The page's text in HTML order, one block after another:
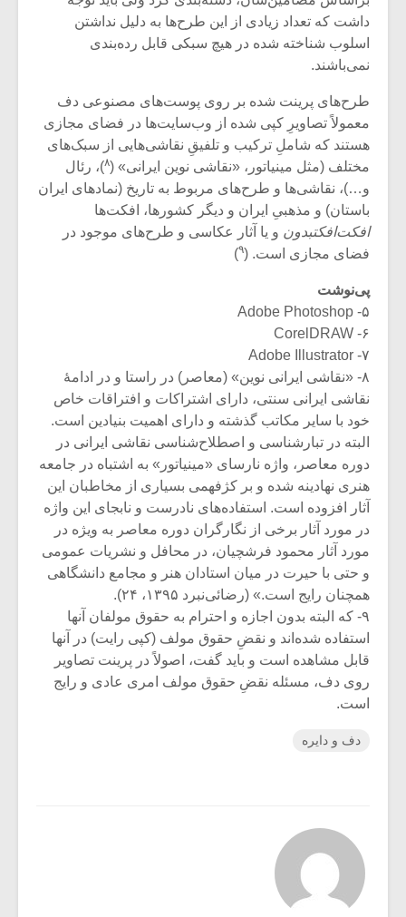
داشت که تعداد زیادی از این طرح‌ها به دلیل نداشتن
اسلوب شناخته شده در هیچ سبکی قابل رده‌بندی
نمی‌باشند.
طرح‌های پرینت شده بر روی پوست‌های مصنوعی دف
معمولاً تصاویرِ کپی شده از وب‌سایت‌ها در فضای مجازی
هستند که شاملِ ترکیب و تلفیقِ نقاشی‌هایی از سبک‌های
مختلف (مثل مینیاتور، «نقاشی نوین ایرانی» (۸)، رئال
و…)، نقاشی‌ها و طرح‌های مربوط به تاریخ (نمادهای ایران
باستان) و مذهبیِ ایران و دیگر کشورها، افکت‌ها
افکت‌‌افکتبدون و یا آثار عکاسی و طرح‌های موجود در
فضای مجازی است. (۹)
پی‌نوشت
۵- Adobe Photoshop
۶- CorelDRAW
۷- Adobe Illustrator
۸- «نقاشی ایرانی نوین» (معاصر) در راستا و در ادامۀ
نقاشی ایرانی سنتی، دارای اشتراکات و افتراقات خاص
خود با سایر مکاتب گذشته و دارای اهمیت بنیادین است.
البته در تبارشناسی و اصطلاح‌شناسی نقاشی ایرانی در
دوره معاصر، واژه نارسای «مینیاتور» به اشتباه در جامعه
هنری نهادینه شده و بر کژفهمی بسیاری از مخاطبان این
آثار افزوده است. استفاده‌های نادرست و نابجای این واژه
در مورد آثار برخی از نگارگران دوره معاصر به ویژه در
مورد آثار محمود فرشچیان، در محافل و نشریات عمومی
و حتی با حیرت در میان استادان هنر و مجامع دانشگاهی
همچنان رایج است.» (رضائی‌نبرد ۱۳۹۵، ۲۴).
۹- که البته بدون اجازه و احترام به حقوق مولفان آنها
استفاده شده‌اند و نقض‌ِ حقوق مولف (کپی رایت) در آنها
قابل مشاهده است و باید گفت، اصولاً در پرینت تصاویر
روی دف، مسئله نقضِ حقوق مولف امری عادی و رایج
است.
دف و دایره
شیش و نیم»
اگر نمی توانی
مشهورترین باشی،
بدنام ترین باش
موسیقی
برگزار
موسیقی